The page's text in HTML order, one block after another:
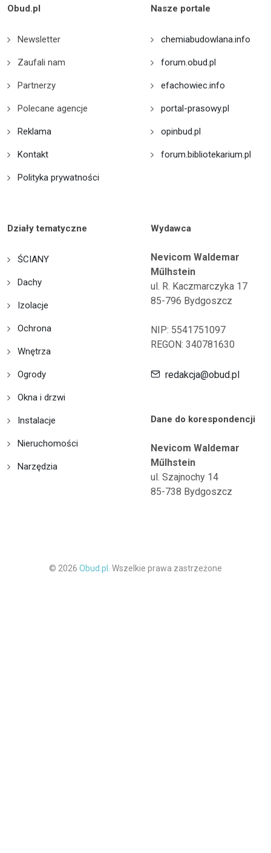
Obud.pl
Newsletter
Zaufali nam
Partnerzy
Polecane agencje
Reklama
Kontakt
Polityka prywatności
Nasze portale
chemiabudowlana.info
forum.obud.pl
efachowiec.info
portal-prasowy.pl
opinbud.pl
forum.bibliotekarium.pl
Działy tematyczne
ŚCIANY
Dachy
Izolacje
Ochrona
Wnętrza
Ogrody
Okna i drzwi
Instalacje
Nieruchomości
Narzędzia
Wydawca
Nevicom Waldemar
Műlhstein
ul. R. Kaczmarczyka 17
85-796 Bydgoszcz
NIP: 5541751097
REGON: 340781630
redakcja@obud.pl
Dane do korespondencji
Nevicom Waldemar
Műlhstein
ul. Szajnochy 14
85-738 Bydgoszcz
© 2026 Obud.pl. Wszelkie prawa zastrzeżone